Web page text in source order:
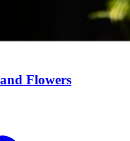
Flowers